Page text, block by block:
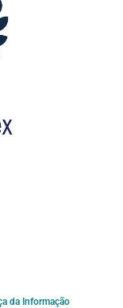
da Informação